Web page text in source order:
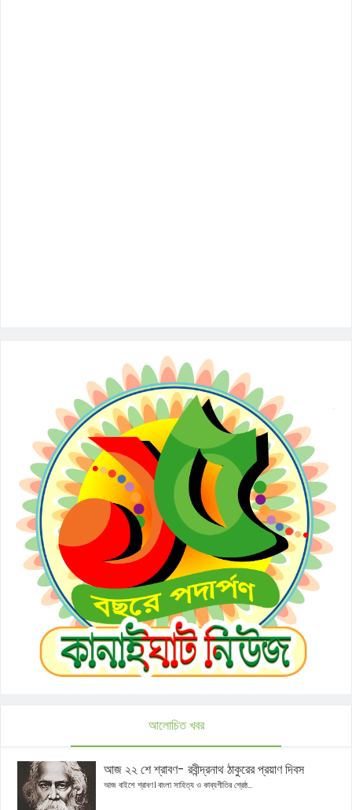
আলোচিত খবর
আজ ২২ শে শ্রাবণ- রবীন্দ্রনাথ ঠাকুরের প্রয়াণ দিবস
আজ বাইশে শ্রাবণ। বাংলা সাহিত্য ও কাব্যগীতির শ্রেষ্ঠ...